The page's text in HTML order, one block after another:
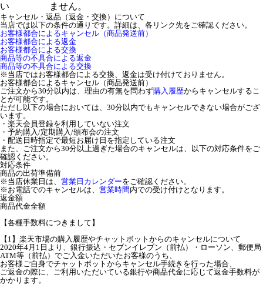
い
ません。
キャンセル・返品（返金・交換）について
当店では以下の条件の通りです。詳細は、各リンク先をご確認ください。
お客様都合によるキャンセル（商品発送前）
お客様都合による返金
お客様都合による交換
商品等の不具合による返金
商品等の不具合による交換
※当店ではお客様都合による交換、返金は受け付けておりません。
お客様都合によるキャンセル（商品発送前）
ご注文から30分以内は、理由の有無を問わず購入履歴からキャンセルするこ
とが可能です。
ただし以下の場合においては、30分以内でもキャンセルできない場合がござ
います。
・楽天会員登録を利用していない注文
・予約購入/定期購入/頒布会の注文
・配送日時指定で最短お届け日を指定している注文
また、ご注文から30分以上過ぎた場合のキャンセルは、以下の対応条件をご
確認ください。
対応条件
商品の出荷準備前
※当店休業日は、 営業日カレンダーをご確認ください。
※お電話でのキャンセルは、 営業時間内での受け付けとなります。
返金額
商品代金全額
【各種手数料につきまして】
【1】楽天市場の購入履歴やチャットボットからのキャンセルについて
2020年4月1日より、銀行振込・セブンイレブン（前払）・ローソン、郵便局
ATM等（前払）でご入金いただいたお客様のうち、
お客様ご自身でチャットボットからキャンセル手続きを行った場合、
ご返金の際に、ご利用いただいている銀行や商品代金に応じて返金手数料が
かかります。